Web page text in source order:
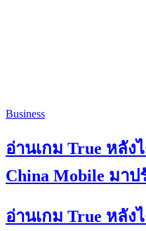
Business
อ่านเกม True หลัง
China Mobile มา
อ่านเกม True หลัง